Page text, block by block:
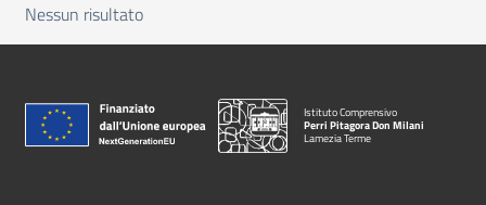
Nessun risultato
Istituto Comprensivo
Perri Pitagora Don Milani
Lamezia Terme